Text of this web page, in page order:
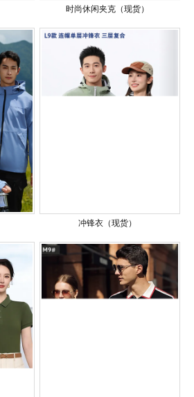
时尚休闲夹克（现货）
冲锋衣（现货）